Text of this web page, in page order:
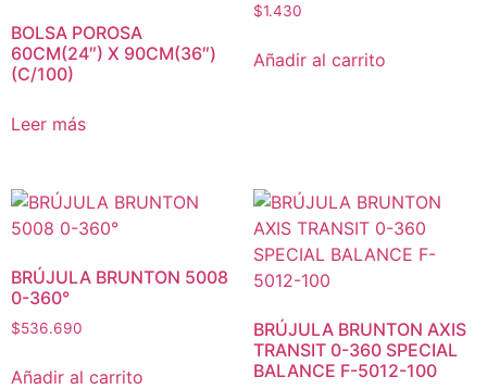
BOLSA POROSA
60CM(24″) X 90CM(36″)
(C/100)
Leer más
$1.430
Añadir al carrito
BRÚJULA BRUNTON 5008
0-360°
$536.690
Añadir al carrito
BRÚJULA BRUNTON AXIS
TRANSIT 0-360 SPECIAL
BALANCE F-5012-100